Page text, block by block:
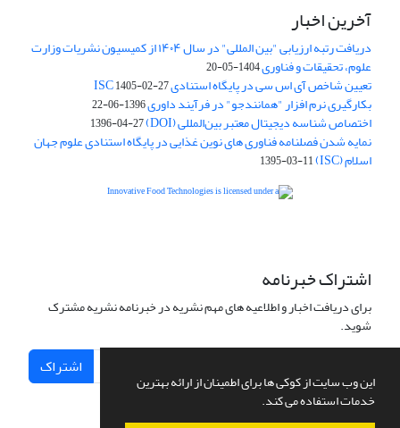
این وب سایت از کوکی ها برای اطمینان از ارائه بهترین
خدمات استفاده می کند.
آخرین اخبار
دریافت رتبه ارزیابی "بین المللی" در سال ۱۴۰۴ از کمیسیون نشریات وزارت
علوم، تحقیقات و فناوری1404-05-20
تعیین شاخص آی اس سی در پایگاه استنادی ISC1405-02-27
بکارگیری نرم افزار "همانندجو" در فرآیند داوری1396-06-22
اختصاص شناسه دیجیتال معتبر بین‌المللی (DOI) 1396-04-27
نمایه شدن فصلنامه فناوری های نوین غذایی در پایگاه استنادی علوم جهان
اسلام (ISC) 1395-03-11
اشتراک خبرنامه
برای دریافت اخبار و اطلاعیه های مهم نشریه در خبرنامه نشریه مشترک
شوید.
اشتراک